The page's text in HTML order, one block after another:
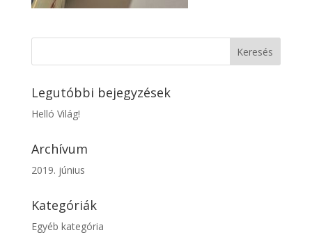
Legutóbbi bejegyzések
Helló Világ!
Archívum
2019. június
Kategóriák
Egyéb kategória